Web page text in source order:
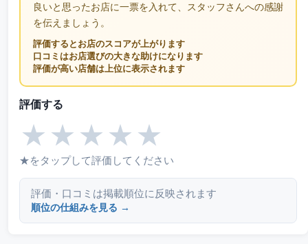
良いと思ったお店に一票を入れて、スタッフさんへの感謝
を伝えましょう。
評価するとお店のスコアが上がります
口コミはお店選びの大きな助けになります
評価が高い店舗は上位に表示されます
評価する
★ ★ ★ ★ ★
★をタップして評価してください
評価・口コミは掲載順位に反映されます
順位の仕組みを見る →